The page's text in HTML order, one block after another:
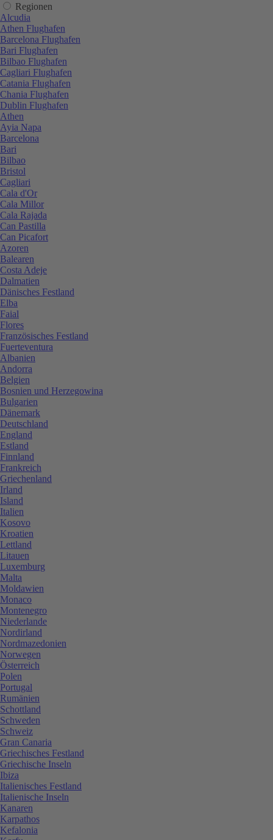
Regionen
Alcudia
Athen Flughafen
Barcelona Flughafen
Bari Flughafen
Bilbao Flughafen
Cagliari Flughafen
Catania Flughafen
Chania Flughafen
Dublin Flughafen
Athen
Ayia Napa
Barcelona
Bari
Bilbao
Bristol
Cagliari
Cala d'Or
Cala Millor
Cala Rajada
Can Pastilla
Can Picafort
Azoren
Balearen
Costa Adeje
Dalmatien
Dänisches Festland
Elba
Faial
Flores
Französisches Festland
Fuerteventura
Albanien
Andorra
Belgien
Bosnien und Herzegowina
Bulgarien
Dänemark
Deutschland
England
Estland
Finnland
Frankreich
Griechenland
Irland
Island
Italien
Kosovo
Kroatien
Lettland
Litauen
Luxemburg
Malta
Moldawien
Monaco
Montenegro
Niederlande
Nordirland
Nordmazedonien
Norwegen
Österreich
Polen
Portugal
Rumänien
Schottland
Schweden
Schweiz
Gran Canaria
Griechisches Festland
Griechische Inseln
Ibiza
Italienisches Festland
Italienische Inseln
Kanaren
Karpathos
Kefalonia